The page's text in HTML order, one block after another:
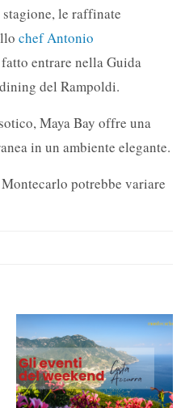
le raffinate
chef Antonio
entrare nella Guida
del Rampoldi.
Maya Bay offre una
in un ambiente elegante.
potrebbe variare